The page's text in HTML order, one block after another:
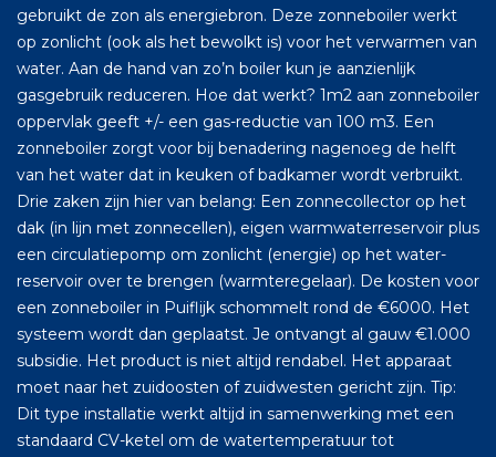
gebruikt de zon als energiebron. Deze zonneboiler werkt
op zonlicht (ook als het bewolkt is) voor het verwarmen van
water. Aan de hand van zo’n boiler kun je aanzienlijk
gasgebruik reduceren. Hoe dat werkt? 1m2 aan zonneboiler
oppervlak geeft +/- een gas-reductie van 100 m3. Een
zonneboiler zorgt voor bij benadering nagenoeg de helft
van het water dat in keuken of badkamer wordt verbruikt.
Drie zaken zijn hier van belang: Een zonnecollector op het
dak (in lijn met zonnecellen), eigen warmwaterreservoir plus
een circulatiepomp om zonlicht (energie) op het water-
reservoir over te brengen (warmteregelaar). De kosten voor
een zonneboiler in Puiflijk schommelt rond de €6000. Het
systeem wordt dan geplaatst. Je ontvangt al gauw €1.000
subsidie. Het product is niet altijd rendabel. Het apparaat
moet naar het zuidoosten of zuidwesten gericht zijn. Tip:
Dit type installatie werkt altijd in samenwerking met een
standaard CV-ketel om de watertemperatuur tot